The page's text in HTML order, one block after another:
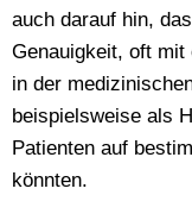
auch darauf hin,
Genauigkeit, oft mit
in der
beispielsweise als
Patienten auf
könnten.